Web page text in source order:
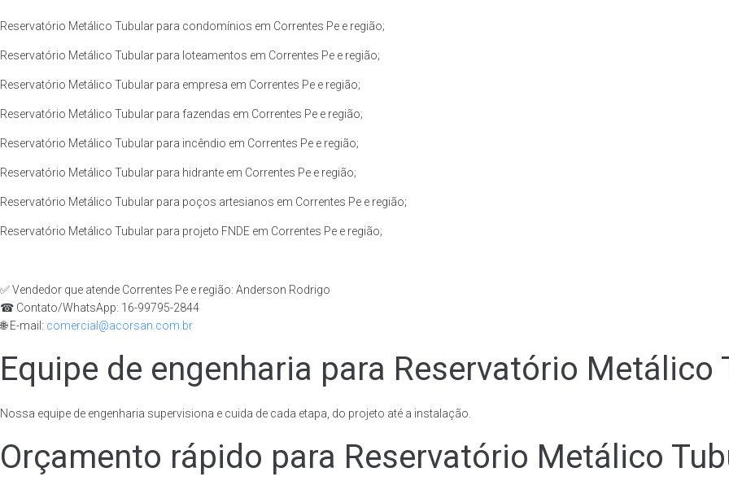
Reservatório Metálico Tubular para condomínios em Correntes Pe e região;
Reservatório Metálico Tubular para loteamentos em Correntes Pe e região;
Reservatório Metálico Tubular para empresa em Correntes Pe e região;
Reservatório Metálico Tubular para fazendas em Correntes Pe e região;
Reservatório Metálico Tubular para incêndio em Correntes Pe e região;
Reservatório Metálico Tubular para hidrante em Correntes Pe e região;
Reservatório Metálico Tubular para poços artesianos em Correntes Pe e região;
Reservatório Metálico Tubular para projeto FNDE em Correntes Pe e região;
✅ Vendedor que atende Correntes Pe e região: Anderson Rodrigo
☎ Contato/WhatsApp: 16-99795-2844
🌐 E-mail: comercial@acorsan.com.br
Equipe de engenharia para Reservatório Metálico
Nossa equipe de engenharia supervisiona e cuida de cada etapa, do projeto até a instalação.
Orçamento rápido para Reservatório Metálico